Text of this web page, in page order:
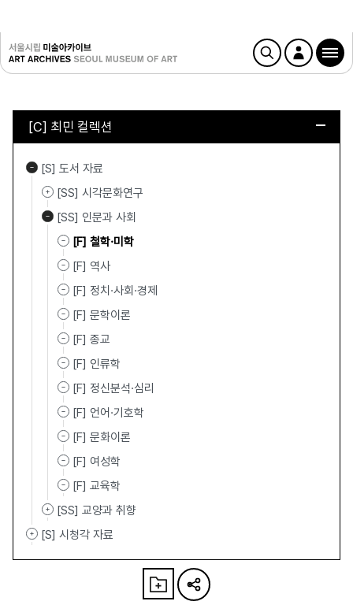
[C] 최민 컬렉션
[S] 도서 자료
[SS] 시각문화연구
[SS] 인문과 사회
[F] 철학·미학
[F] 역사
[F] 정치·사회·경제
[F] 문학이론
[F] 종교
[F] 인류학
[F] 정신분석·심리
[F] 언어·기호학
[F] 문화이론
[F] 여성학
[F] 교육학
[SS] 교양과 취향
[S] 시청각 자료